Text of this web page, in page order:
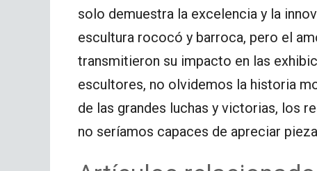
solo demuestra la excelencia y la
escultura rococó y barroca, pero el
transmitieron su impacto en las
escultores, no olvidemos la historia
de las grandes luchas y victorias, los
no seríamos capaces de apreciar